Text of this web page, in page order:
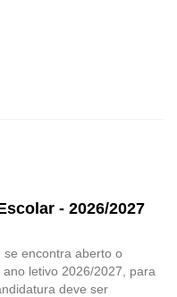
- 2026/2027
se encontra aberto o
letivo 2026/2027, para
deve ser